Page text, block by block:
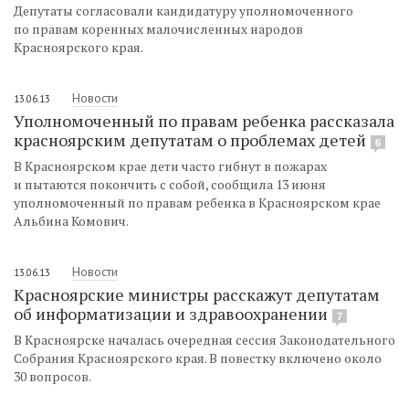
Депутаты согласовали кандидатуру уполномоченного
по правам коренных малочисленных народов
Красноярского края.
13.06.13 Новости
Уполномоченный по правам ребенка рассказала
красноярским депутатам о проблемах детей
6
В Красноярском крае дети часто гибнут в пожарах
и пытаются покончить с собой, сообщила 13 июня
уполномоченный по правам ребенка в Красноярском крае
Альбина Комович.
13.06.13 Новости
Красноярские министры расскажут депутатам
об информатизации и здравоохранении
7
В Красноярске началась очередная сессия Законодательного
Собрания Красноярского края. В повестку включено около
30 вопросов.